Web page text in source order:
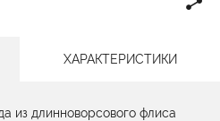
ХАРАКТЕРИСТИКИ
из длинноворсового флиса